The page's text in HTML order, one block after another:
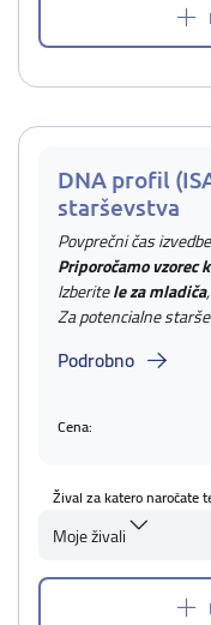
DNA profil
starševstva
Povprečni čas
Priporočamo vzorec
Izberitele za mladiča
Za potencialne
Podrobno
Cena:
Žival za katero naročate
Moje živali